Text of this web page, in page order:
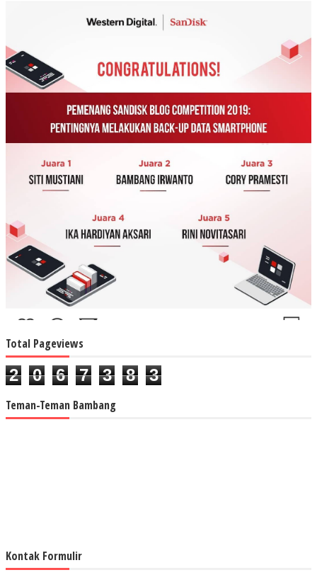
Total Pageviews
2 0 6 7 3 8 3
Teman-Teman Bambang
Kontak Formulir